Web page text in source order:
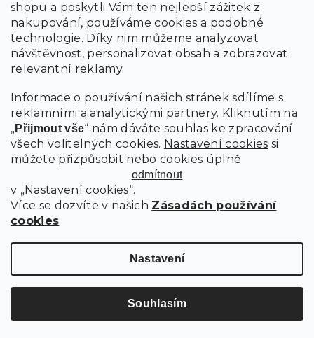
shopu a poskytli Vám ten nejlepší zážitek z
nakupování, používáme cookies a podobné
technologie. Díky nim můžeme analyzovat
návštěvnost, personalizovat obsah a zobrazovat
relevantní reklamy.
Informace o používání našich stránek sdílíme s
reklamními a analytickými partnery. Kliknutím na
„Přijmout vše“ nám dáváte souhlas ke zpracování
všech volitelných cookies. Nastavení cookies si
můžete přizpůsobit nebo cookies úplně
odmítnout
v „Nastavení cookies“.
Více se dozvíte v našich Zásadách používání
cookies
Nastavení
Souhlasím
Katalog 2023
Inspirujte se SCANDI stylem
Partnerská interierová studia
Pomáháme
Péče o SCANDI nábytek
Odebírat newsletter
Vložte svůj e-mail a my vám budeme zasílat informace o
podmínkami ochrany